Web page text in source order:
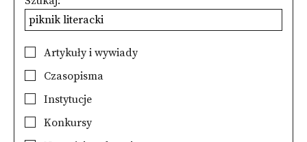
Artykuły i wywiady
Czasopisma
Instytucje
Konkursy